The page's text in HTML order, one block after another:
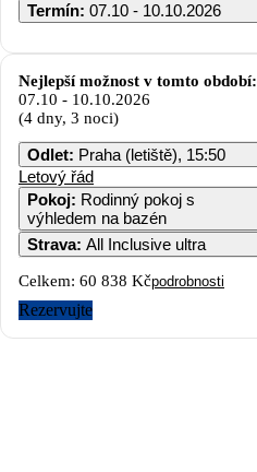
Termín: 07.10 - 10.10.2026
Nejlepší možnost v tomto období:
07.10 - 10.10.2026
(4 dny, 3 noci)
Odlet: Praha (letiště), 15:50
Letový řád
Pokoj: Rodinný pokoj s
výhledem na bazén
Strava: All Inclusive ultra
Celkem: 60 838 Kčpodrobnosti
Rezervujte